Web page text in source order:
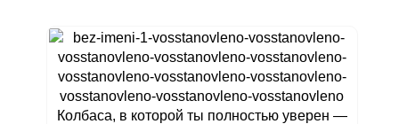
Колбаса, в которой ты полностью уверен —